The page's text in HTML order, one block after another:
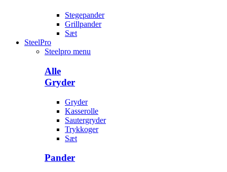
Stegepander
Grillpander
Sæt
SteelPro
Steelpro menu
Alle
Gryder
Gryder
Kasserolle
Sautergryder
Trykkoger
Sæt
Pander